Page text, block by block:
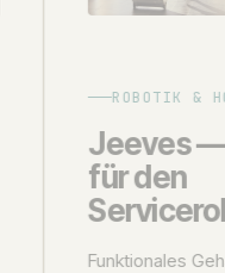
ROBOTIK &
Jeeves
für den
Funktionales